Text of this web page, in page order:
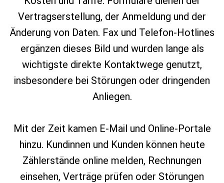
Vertragserstellung, der Anmeldung und der
Änderung von Daten. Fax und Telefon‑Hotlines
ergänzen dieses Bild und wurden lange als
wichtigste direkte Kontaktwege genutzt,
insbesondere bei Störungen oder dringenden
Anliegen.
Mit der Zeit kamen E‑Mail und Online‑Portale
hinzu. Kundinnen und Kunden können heute
Zählerstände online melden, Rechnungen
einsehen, Verträge prüfen oder Störungen